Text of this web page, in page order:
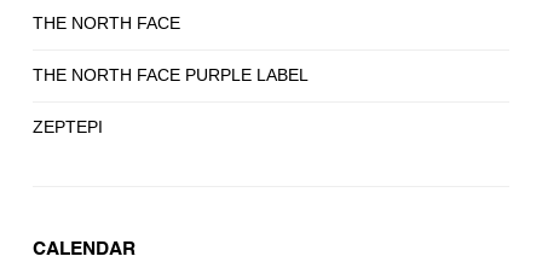
THE NORTH FACE
THE NORTH FACE PURPLE LABEL
ZEPTEPI
CALENDAR